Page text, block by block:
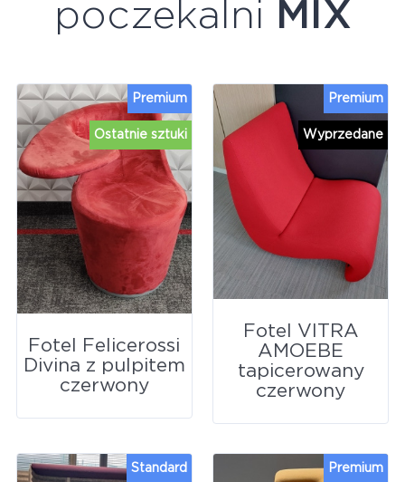
poczekalni MIX
Ostatnie sztuki
Premium
Fotel Felicerossi
Divina z pulpitem
czerwony
Wyprzedane
Premium
Fotel VITRA
AMOEBE
tapicerowany
czerwony
Standard Premium